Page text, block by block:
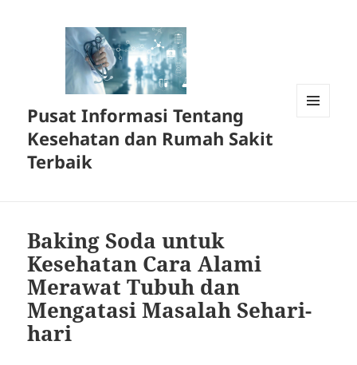
Pusat Informasi Tentang
Kesehatan dan Rumah Sakit
Terbaik
Baking Soda untuk
Kesehatan Cara Alami
Merawat Tubuh dan
Mengatasi Masalah Sehari-
hari